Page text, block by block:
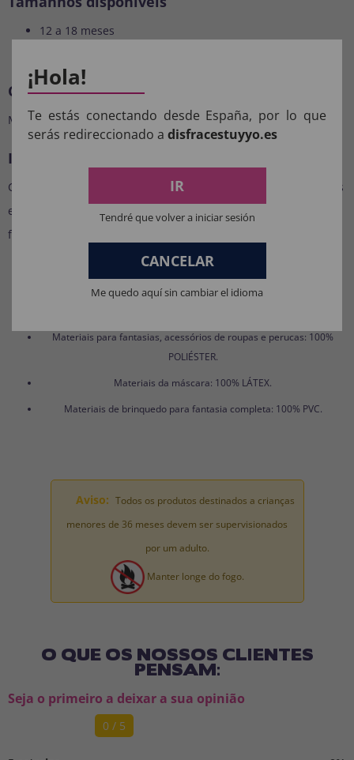
12 a 18 meses
Cor
Marrom
Ideal para…
Carnaval, Halloween, festas temáticas, creche, sessões de fotos
e qualquer ocasião em que você queira que seu bebê fique
fofo e divertido.
COMPOSIÇÃO DOS NOSSOS
PRODUTOS:
Materiais para fantasias, acessórios de roupas e perucas: 100%
POLIÉSTER.
Materiais da máscara: 100% LÁTEX.
Materiais de brinquedo para fantasia completa: 100% PVC.
Aviso: Todos os produtos destinados a crianças
menores de 36 meses devem ser supervisionados
por um adulto.
Manter longe do fogo.
O QUE OS NOSSOS CLIENTES
PENSAM:
Seja o primeiro a deixar a sua opinião
0 / 5
¡Hola!
Te estás conectando desde España, por lo que
serás redireccionado a disfracestuyyo.es
IR
Tendré que volver a iniciar sesión
CANCELAR
Me quedo aquí sin cambiar el idioma